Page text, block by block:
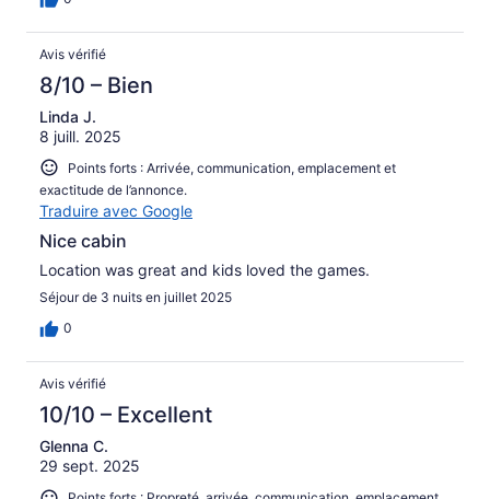
Avis vérifié
8/10 – Bien
Linda J.
8 juill. 2025
Points forts : Arrivée, communication, emplacement et
exactitude de l’annonce.
Traduire avec Google
Nice cabin
Location was great and kids loved the games.
Séjour de 3 nuits en juillet 2025
0
Avis vérifié
10/10 – Excellent
Glenna C.
29 sept. 2025